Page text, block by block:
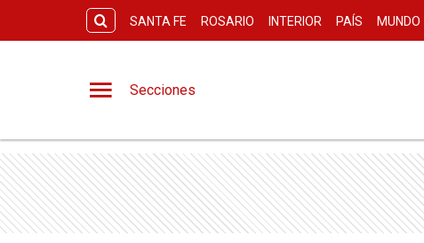
SANTA FE ROSARIO INTERIOR PAÍS MUNDO
Secciones